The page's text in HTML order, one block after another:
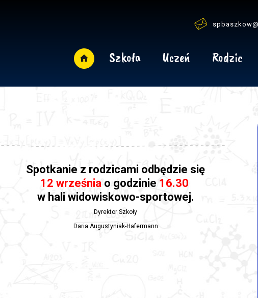
Szkoła Uczeń Rodzic
Spotkanie z rodzicami odbędzie się
12 wrześniao godzinie 16.30
w hali widowiskowo-sportowej.
Dyrektor Szkoły
Daria Augustyniak-Hafermann